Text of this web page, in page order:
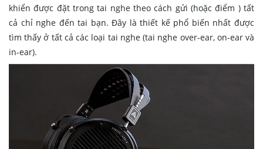
khiển được đặt trong tai nghe theo cách gửi (hoặc điểm ) tất
cả chỉ nghe đến tai bạn. Đây là thiết kế phổ biến nhất được
tìm thấy ở tất cả các loại tai nghe (tai nghe over-ear, on-ear và
in-ear).